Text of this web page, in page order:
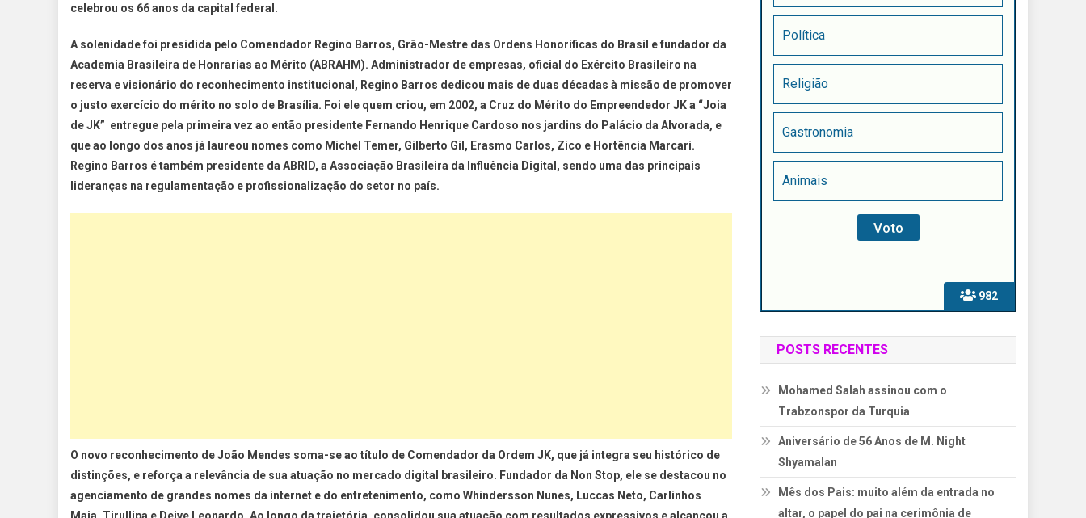
celebrou os 66 anos da capital federal.
A solenidade foi presidida pelo Comendador Regino Barros, Grão-Mestre das Ordens Honoríficas do Brasil e fundador da
Academia Brasileira de Honrarias ao Mérito (ABRAHM). Administrador de empresas, oficial do Exército Brasileiro na
reserva e visionário do reconhecimento institucional, Regino Barros dedicou mais de duas décadas à missão de promover
o justo exercício do mérito no solo de Brasília. Foi ele quem criou, em 2002, a Cruz do Mérito do Empreendedor JK a “Joia
de JK” entregue pela primeira vez ao então presidente Fernando Henrique Cardoso nos jardins do Palácio da Alvorada, e
que ao longo dos anos já laureou nomes como Michel Temer, Gilberto Gil, Erasmo Carlos, Zico e Hortência Marcari.
Regino Barros é também presidente da ABRID, a Associação Brasileira da Influência Digital, sendo uma das principais
lideranças na regulamentação e profissionalização do setor no país.
O novo reconhecimento de João Mendes soma-se ao título de Comendador da Ordem JK, que já integra seu histórico de
distinções, e reforça a relevância de sua atuação no mercado digital brasileiro. Fundador da Non Stop, ele se destacou no
agenciamento de grandes nomes da internet e do entretenimento, como Whindersson Nunes, Luccas Neto, Carlinhos
Maia, Tirullipa e Deive Leonardo. Ao longo da trajetória, consolidou sua atuação com resultados expressivos e alcançou a
982
Política
Religião
Gastronomia
Animais
POSTS RECENTES
Mohamed Salah assinou com o
Trabzonspor da Turquia
Aniversário de 56 Anos de M. Night
Shyamalan
Mês dos Pais: muito além da entrada no
altar, o papel do pai na cerimônia de